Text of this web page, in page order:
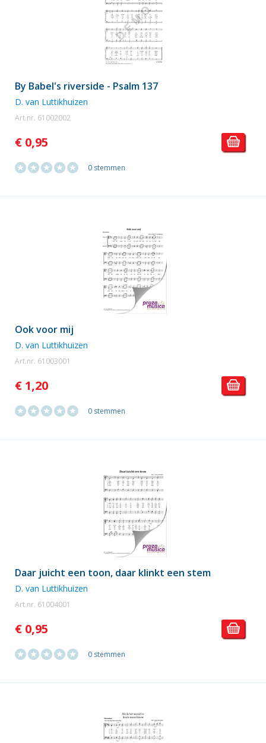
By Babel's riverside - Psalm 137
D. van Luttikhuizen
Art.nr. 61002002
€ 0,95
0 stemmen
Ook voor mij
D. van Luttikhuizen
Art.nr. 61003001
€ 1,20
0 stemmen
Daar juicht een toon, daar klinkt een stem
D. van Luttikhuizen
Art.nr. 61004001
€ 0,95
0 stemmen